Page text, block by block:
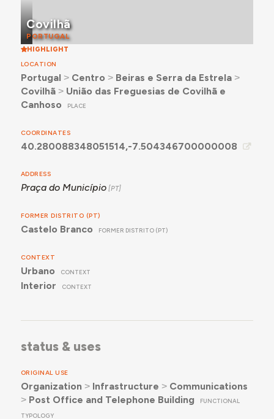
Covilhã
PORTUGAL
HIGHLIGHT
LOCATION
Portugal ˃ Centro ˃ Beiras e Serra da Estrela˃
Covilhã˃ União das Freguesias de Covilhã e
Canhoso
PLACE
COORDINATES
40.280088348051514,-7.504346700000008
ADDRESS
Praça do Município
FORMER DISTRITO (PT)
Castelo Branco FORMER DISTRITO (PT)
CONTEXT
Urbano CONTEXT
Interior CONTEXT
status & uses
ORIGINAL USE
Organization ˃ Infrastructure ˃ Communications
˃ Post Office and Telephone Building FUNCTIONAL
TYPOLOGY